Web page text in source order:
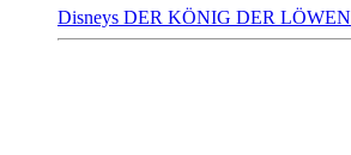
Disneys DER KÖNIG DER LÖWEN